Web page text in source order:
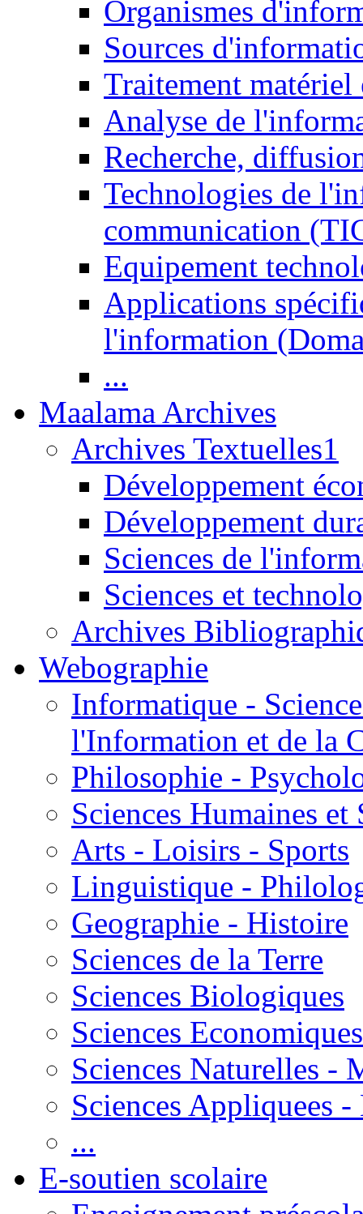
Organismes
Sources
Traitement matériel
Analyse de
Recherche,
Technologies de
communication
Equipement
Applications
l'information
...
Maalama Archives
Archives Textuelles1
Développement
Développement
Sciences de
Sciences et
Archives
Webographie
Informatique -
l'Information et de la
Philosophie -
Sciences Humaines et
Arts - Loisirs - Sports
Linguistique -
Geographie - Histoire
Sciences de la Terre
Sciences Biologiques
Sciences Economiques
Sciences Naturelles -
Sciences Appliquees
...
E-soutien scolaire